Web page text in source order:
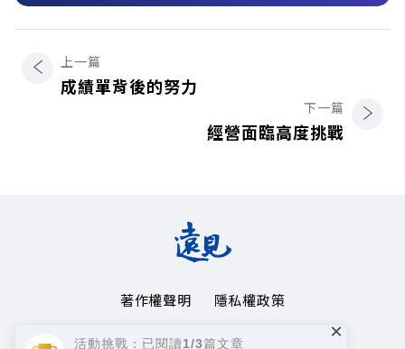
上一篇
成績單背後的努力
下一篇
經營面臨高度挑戰
著作權聲明
隱私權政策
Copyright© 1999~2026
活動挑戰：已閱讀1/3篇文章 ×